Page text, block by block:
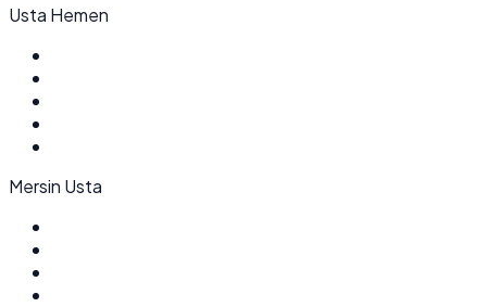
Usta Hemen
Mersin Usta